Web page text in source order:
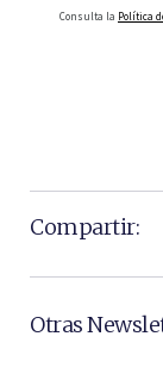
Consulta la Política
Compartir:
Otras